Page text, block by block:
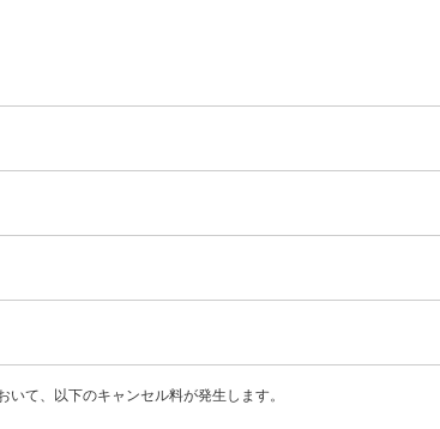
いて、以下のキャンセル料が発生します。